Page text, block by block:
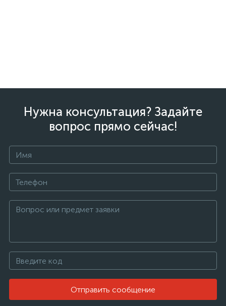
Нужна консультация? Задайте
вопрос прямо сейчас!
Отправить сообщение